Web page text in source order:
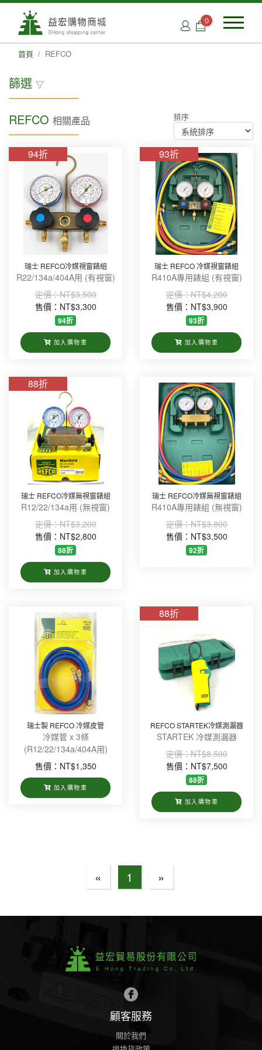
0
首頁 REFCO
篩選
品牌類別
Accutools(4)
FUCHS(8)
JB(3)
REFCO (6)
Robinair(5)
Value(18)
DAICHEM & SOLCHEM 冷媒(7)
WELCOLD(5)
REFCO 相關產品 排序
94折
瑞士 REFCO冷媒視窗錶組
R22/134a/404A用 (有視窗)
定價：NT$3,500
售價：NT$3,300
94折
加入購物車
93折
瑞士 REFCO 冷媒視窗錶組
R410A專用錶組 (有視窗)
定價：NT$4,200
售價：NT$3,900
93折
加入購物車
88折
瑞士 REFCO冷媒無視窗錶組
R12/22/134a用 (無視窗)
定價：NT$3,200
售價：NT$2,800
88折
加入購物車
瑞士 REFCO冷媒無視窗錶組
R410A專用錶組 (無視窗)
定價：NT$3,800
售價：NT$3,500
92折
瑞士製 REFCO 冷媒皮管
冷媒管 x 3條
(R12/22/134a/404A用)
售價：NT$1,350
加入購物車
88折
REFCO STARTEK冷媒測漏器
STARTEK 冷媒測漏器
定價：NT$8,500
售價：NT$7,500
88折
加入購物車
« 1 »
顧客服務
關於我們